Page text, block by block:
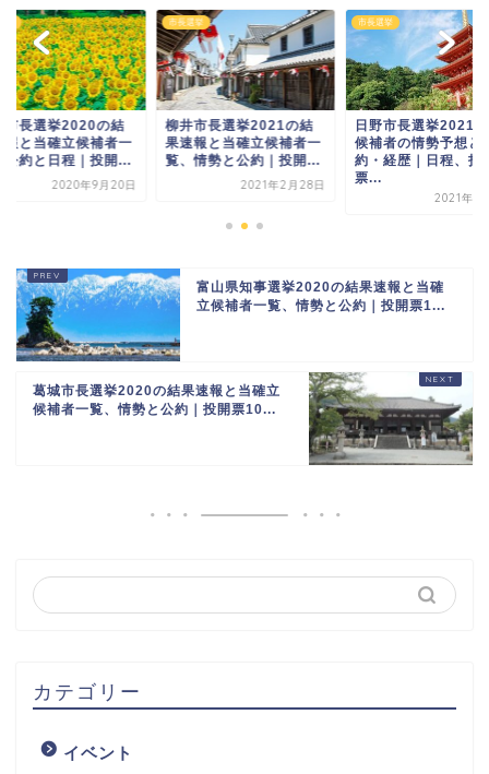
市長選挙2020の結
報と当確立候補者一
公約と日程｜投開...
2020年9月20日
市長選挙
柳井市長選挙2021の結
果速報と当確立候補者一
覧、情勢と公約｜投開...
2021年2月28日
市長選挙
日野市長選挙2021
候補者の情勢予想と
約・経歴｜日程、投
票...
2021年4
富山県知事選挙2020の結果速報と当確
立候補者一覧、情勢と公約｜投開票1...
葛城市長選挙2020の結果速報と当確立
候補者一覧、情勢と公約｜投開票10...
カテゴリー
イベント